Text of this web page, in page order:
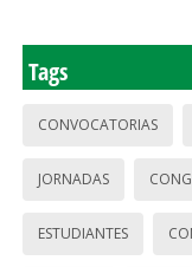
Tags
CONVOCATORIAS
JORNADAS
ESTUDIANTES